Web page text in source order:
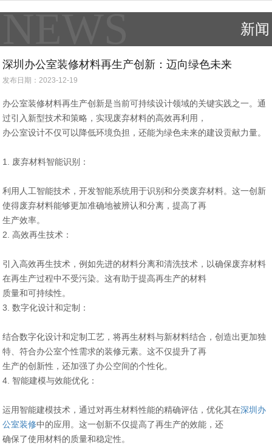
新闻
NEWS
深圳办公室装修材料再生产创新：迈向绿色未来
发布日期：2023-12-19
办公室装修材料再生产创新是当前可持续设计领域的关键实践之一。通
过引入新型技术和策略，实现废弃材料的高效再利用，
办公室设计不仅可以降低环境负担，还能为绿色未来的建设贡献力量。
1. 废弃材料智能识别：
利用人工智能技术，开发智能系统用于识别和分类废弃材料。这一创新
使得废弃材料能够更加准确地被辨认和分离，提高了再
生产效率。
2. 高效再生技术：
引入高效再生技术，例如先进的材料分离和清洗技术，以确保废弃材料
在再生产过程中不受污染。这有助于提高再生产的材料
质量和可持续性。
3. 数字化设计和定制：
结合数字化设计和定制工艺，将再生材料与新材料结合，创造出更加独
特、符合办公室个性需求的装修元素。这不仅提升了再
生产的创新性，还加强了办公空间的个性化。
4. 智能建模与效能优化：
运用智能建模技术，通过对再生材料性能的精确评估，优化其在深圳办
公室装修中的应用。这一创新不仅提高了再生产的效能，还
确保了使用材料的质量和稳定性。